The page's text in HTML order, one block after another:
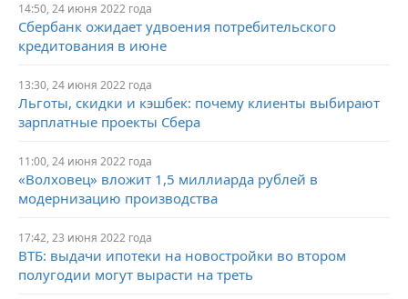
14:50, 24 июня 2022 года
Cбербанк ожидает удвоения потребительского
кредитования в июне
13:30, 24 июня 2022 года
Льготы, скидки и кэшбек: почему клиенты выбирают
зарплатные проекты Сбера
11:00, 24 июня 2022 года
«Волховец» вложит 1,5 миллиарда рублей в
модернизацию производства
17:42, 23 июня 2022 года
ВТБ: выдачи ипотеки на новостройки во втором
полугодии могут вырасти на треть